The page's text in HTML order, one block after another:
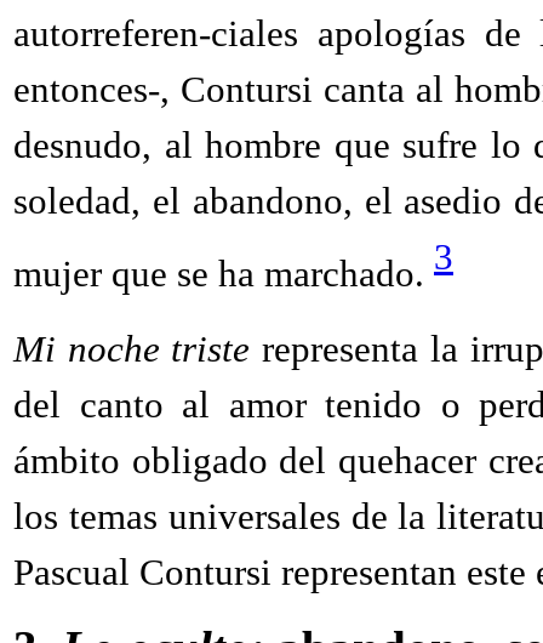
autorreferen-ciales apologías
entonces-, Contursi canta al
desnudo, al hombre que sufre lo
soledad, el abandono, el asedio
mujer que se ha marchado. 3
Mi noche triste representa la
del canto al amor tenido o
ámbito obligado del quehacer
los temas universales de la
Pascual Contursi representan